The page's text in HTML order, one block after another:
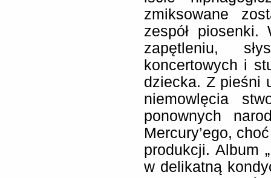
zmiksowane
zespół piosenki.
zapętleniu,
koncertowych i
dziecka. Z pieśni
niemowlęcia
ponownych
Mercury’ego,
produkcji. Album
w delikatną